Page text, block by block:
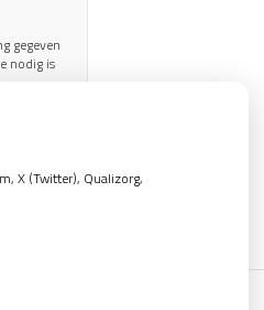
gegeven
nodig is
X (Twitter), Qualizorg,